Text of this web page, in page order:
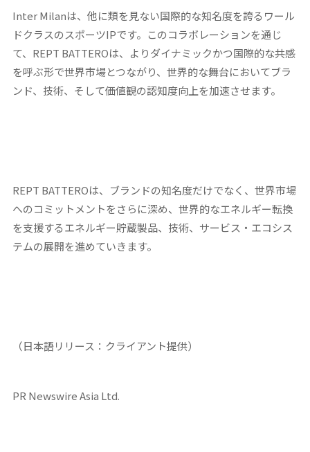
Inter Milanは、他に類を見ない国際的な知名度を誇るワール
ドクラスのスポーツIPです。このコラボレーションを通じ
て、REPT BATTEROは、よりダイナミックかつ国際的な共感
を呼ぶ形で世界市場とつながり、世界的な舞台においてブラ
ンド、技術、そして価値観の認知度向上を加速させます。
REPT BATTEROは、ブランドの知名度だけでなく、世界市場
へのコミットメントをさらに深め、世界的なエネルギー転換
を支援するエネルギー貯蔵製品、技術、サービス・エコシス
テムの展開を進めていきます。
（日本語リリース：クライアント提供）
PR Newswire Asia Ltd.